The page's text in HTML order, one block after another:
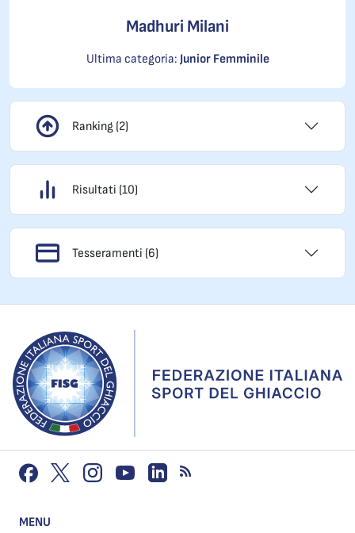
Madhuri Milani
Ultima categoria: Junior Femminile
Ranking (2)
Risultati (10)
Tesseramenti (6)
MENU